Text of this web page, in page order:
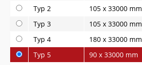
Typ 2
105 x 33000 mm
Typ 3
105 x 33000 mm
Typ 4
180 x 33000 mm
Typ 5
90 x 33000 mm